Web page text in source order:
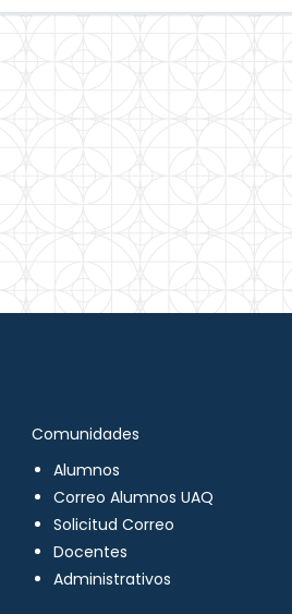
Comunidades
Alumnos
Correo Alumnos UAQ
Solicitud Correo
Docentes
Administrativos